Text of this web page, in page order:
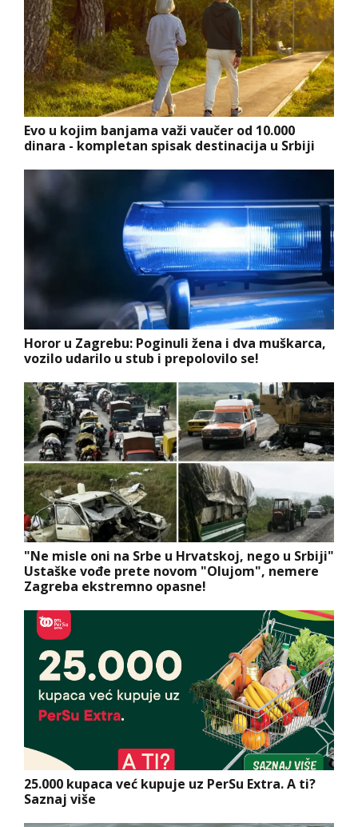
Evo u kojim banjama važi vaučer od 10.000
dinara - kompletan spisak destinacija u Srbiji
Horor u Zagrebu: Poginuli žena i dva muškarca,
vozilo udarilo u stub i prepolovilo se!
"Ne misle oni na Srbe u Hrvatskoj, nego u Srbiji"
Ustaške vođe prete novom "Olujom", nemere
Zagreba ekstremno opasne!
25.000 kupaca već kupuje uz PerSu Extra. A ti?
Saznaj više